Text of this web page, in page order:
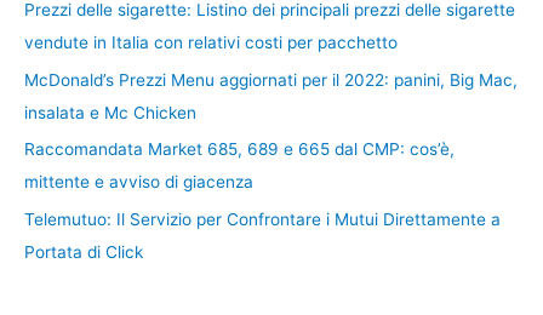
Prezzi delle sigarette: Listino dei principali prezzi delle sigarette
vendute in Italia con relativi costi per pacchetto
McDonald’s Prezzi Menu aggiornati per il 2022: panini, Big Mac,
insalata e Mc Chicken
Raccomandata Market 685, 689 e 665 dal CMP: cos’è,
mittente e avviso di giacenza
Telemutuo: Il Servizio per Confrontare i Mutui Direttamente a
Portata di Click